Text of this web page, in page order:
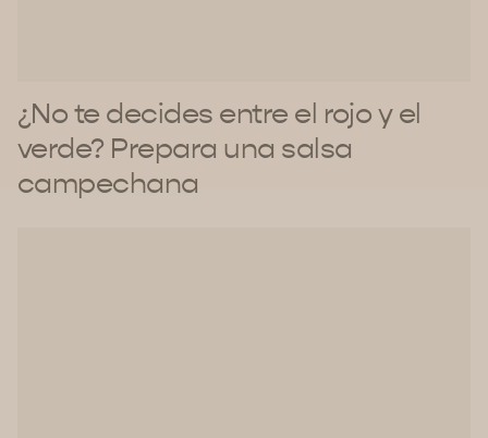
¿No te decides entre el rojo y el
verde? Prepara una salsa
campechana